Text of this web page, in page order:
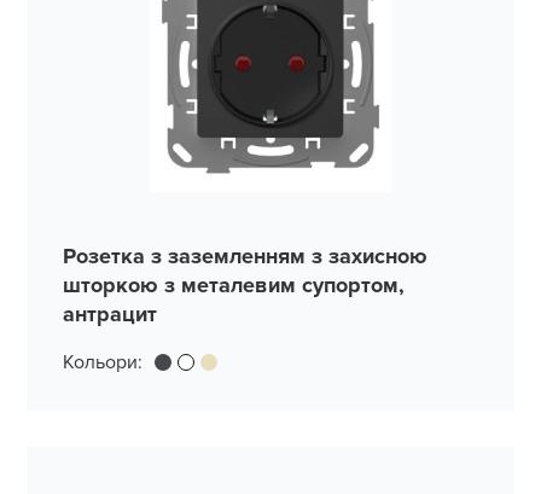
Розетка з заземленням з захисною
шторкою з металевим супортом,
антрацит
Кольори: